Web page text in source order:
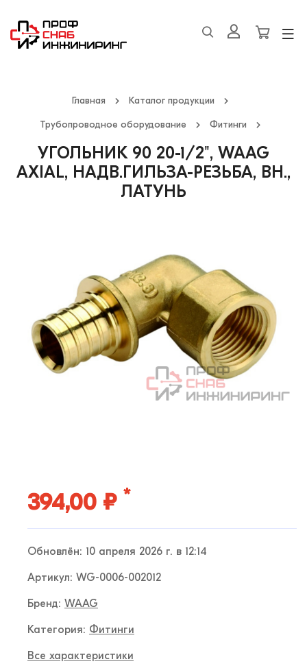
Главная Каталог продукции
Трубопроводное оборудование Фитинги
УГОЛЬНИК 90 20-1/2", WAAG
AXIAL, НАДВ.ГИЛЬЗА-РЕЗЬБА, ВН.,
ЛАТУНЬ
394,00 ₽ *
Обновлён: 10 апреля 2026 г. в 12:14
Артикул: WG-0006-002012
Бренд: WAAG
Категория: Фитинги
Все характеристики